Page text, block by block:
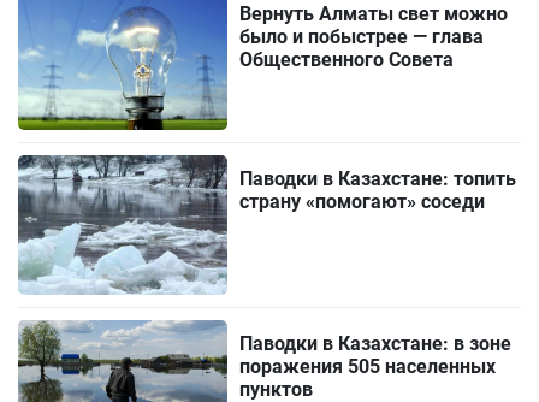
Вернуть Алматы свет можно
было и побыстрее — глава
Общественного Совета
Паводки в Казахстане: топить
страну «помогают» соседи
Паводки в Казахстане: в зоне
поражения 505 населенных
пунктов